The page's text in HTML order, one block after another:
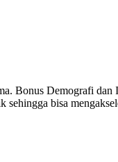
Bonus Demografi
bisa